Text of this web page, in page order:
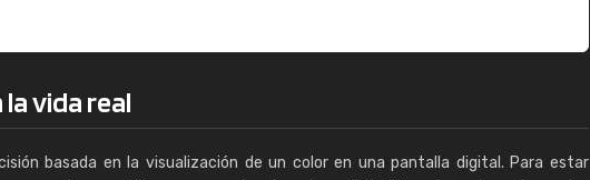
vida real
basada en la visualización de un color en una pantalla digital. Para estar